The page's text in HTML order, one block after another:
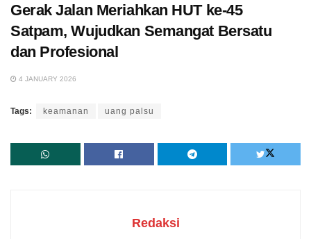
Gerak Jalan Meriahkan HUT ke-45
Satpam, Wujudkan Semangat Bersatu
dan Profesional
4 JANUARY 2026
Tags: keamanan uang palsu
Redaksi